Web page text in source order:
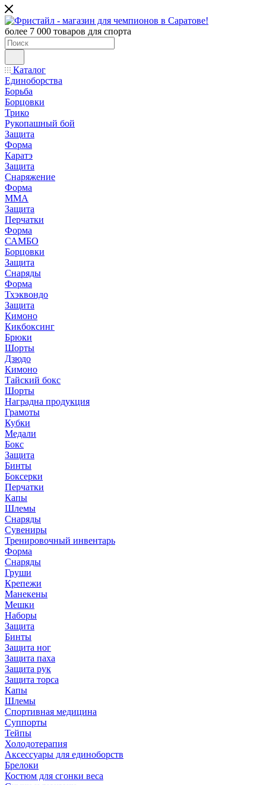
более 7 000 товаров для спорта
Каталог
Единоборства
Борьба
Борцовки
Трико
Рукопашный бой
Защита
Форма
Каратэ
Защита
Снаряжение
Форма
ММА
Защита
Перчатки
Форма
САМБО
Борцовки
Защита
Снаряды
Форма
Тхэквондо
Защита
Кимоно
Кикбоксинг
Брюки
Шорты
Дзюдо
Кимоно
Тайский бокс
Шорты
Наградна продукция
Грамоты
Кубки
Медали
Бокс
Защита
Бинты
Боксерки
Перчатки
Капы
Шлемы
Снаряды
Сувениры
Тренировочный инвентарь
Форма
Снаряды
Груши
Крепежи
Манекены
Мешки
Наборы
Защита
Бинты
Защита ног
Защита паха
Защита рук
Защита торса
Капы
Шлемы
Спортивная медицина
Суппорты
Тейпы
Холодотерапия
Аксессуары для единоборств
Брелоки
Костюм для сгонки веса